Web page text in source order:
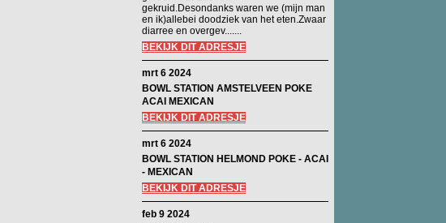
gekruid.Desondanks waren we (mijn man
en ik)allebei doodziek van het eten.Zwaar
diarree en overgev.......
BEKIJK DIT ADRESJE
mrt 6 2024
BOWL STATION AMSTELVEEN POKE
ACAI MEXICAN
BEKIJK DIT ADRESJE
mrt 6 2024
BOWL STATION HELMOND POKE - ACAI
- MEXICAN
BEKIJK DIT ADRESJE
feb 9 2024